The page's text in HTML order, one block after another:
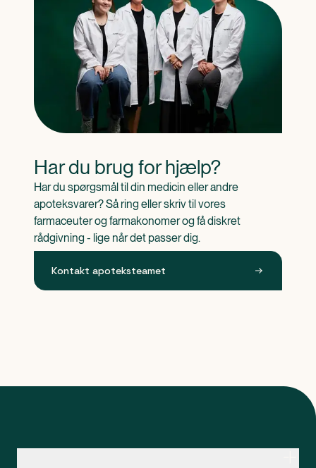
Har du brug for hjælp?
Har du spørgsmål til din medicin eller andre
apoteksvarer? Så ring eller skriv til vores
farmaceuter og farmakonomer og få diskret
rådgivning - lige når det passer dig.
Kontakt apoteksteamet